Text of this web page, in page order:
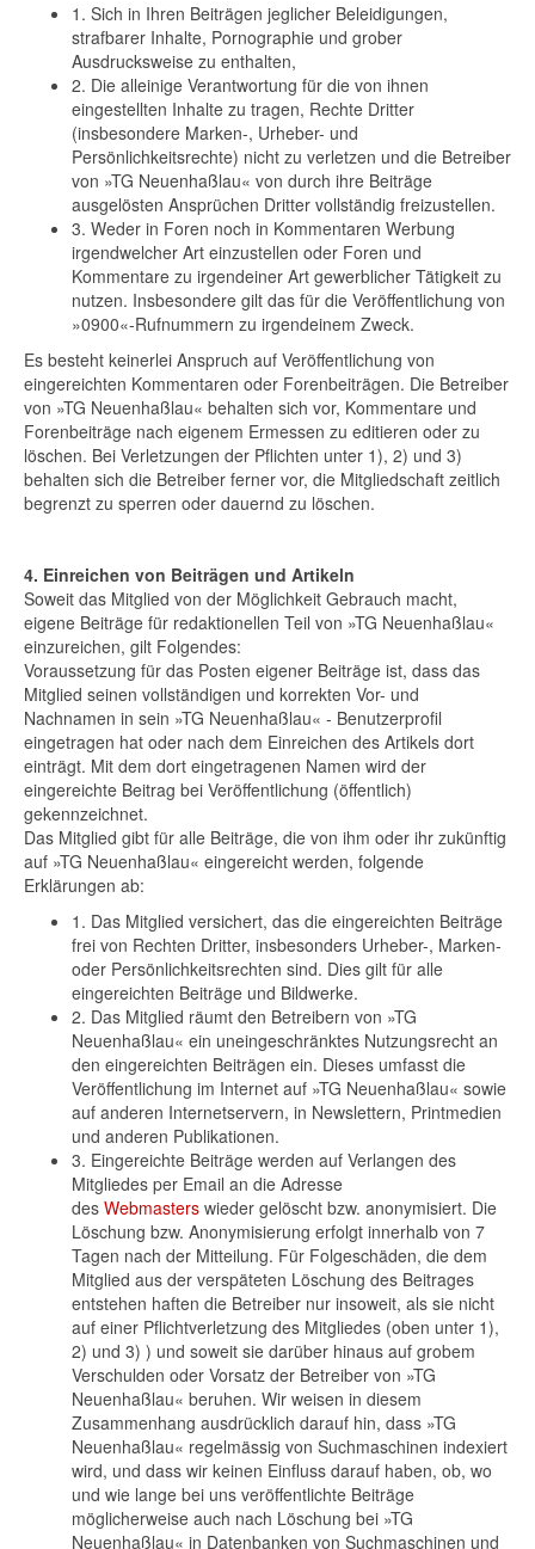
1. Sich in Ihren Beiträgen jeglicher Beleidigungen,
strafbarer Inhalte, Pornographie und grober
Ausdrucksweise zu enthalten,
2. Die alleinige Verantwortung für die von ihnen
eingestellten Inhalte zu tragen, Rechte Dritter
(insbesondere Marken-, Urheber- und
Persönlichkeitsrechte) nicht zu verletzen und die Betreiber
von »TG Neuenhaßlau« von durch ihre Beiträge
ausgelösten Ansprüchen Dritter vollständig freizustellen.
3. Weder in Foren noch in Kommentaren Werbung
irgendwelcher Art einzustellen oder Foren und
Kommentare zu irgendeiner Art gewerblicher Tätigkeit zu
nutzen. Insbesondere gilt das für die Veröffentlichung von
»0900«-Rufnummern zu irgendeinem Zweck.
Es besteht keinerlei Anspruch auf Veröffentlichung von
eingereichten Kommentaren oder Forenbeiträgen. Die Betreiber
von »TG Neuenhaßlau« behalten sich vor, Kommentare und
Forenbeiträge nach eigenem Ermessen zu editieren oder zu
löschen. Bei Verletzungen der Pflichten unter 1), 2) und 3)
behalten sich die Betreiber ferner vor, die Mitgliedschaft zeitlich
begrenzt zu sperren oder dauernd zu löschen.
4. Einreichen von Beiträgen und Artikeln
Soweit das Mitglied von der Möglichkeit Gebrauch macht,
eigene Beiträge für redaktionellen Teil von »TG Neuenhaßlau«
einzureichen, gilt Folgendes:
Voraussetzung für das Posten eigener Beiträge ist, dass das
Mitglied seinen vollständigen und korrekten Vor- und
Nachnamen in sein »TG Neuenhaßlau« - Benutzerprofil
eingetragen hat oder nach dem Einreichen des Artikels dort
einträgt. Mit dem dort eingetragenen Namen wird der
eingereichte Beitrag bei Veröffentlichung (öffentlich)
gekennzeichnet.
Das Mitglied gibt für alle Beiträge, die von ihm oder ihr zukünftig
auf »TG Neuenhaßlau« eingereicht werden, folgende
Erklärungen ab:
1. Das Mitglied versichert, das die eingereichten Beiträge
frei von Rechten Dritter, insbesonders Urheber-, Marken-
oder Persönlichkeitsrechten sind. Dies gilt für alle
eingereichten Beiträge und Bildwerke.
2. Das Mitglied räumt den Betreibern von »TG
Neuenhaßlau« ein uneingeschränktes Nutzungsrecht an
den eingereichten Beiträgen ein. Dieses umfasst die
Veröffentlichung im Internet auf »TG Neuenhaßlau« sowie
auf anderen Internetservern, in Newslettern, Printmedien
und anderen Publikationen.
3. Eingereichte Beiträge werden auf Verlangen des
Mitgliedes per Email an die Adresse
des Webmasters wieder gelöscht bzw. anonymisiert. Die
Löschung bzw. Anonymisierung erfolgt innerhalb von 7
Tagen nach der Mitteilung. Für Folgeschäden, die dem
Mitglied aus der verspäteten Löschung des Beitrages
entstehen haften die Betreiber nur insoweit, als sie nicht
auf einer Pflichtverletzung des Mitgliedes (oben unter 1),
2) und 3) ) und soweit sie darüber hinaus auf grobem
Verschulden oder Vorsatz der Betreiber von »TG
Neuenhaßlau« beruhen. Wir weisen in diesem
Zusammenhang ausdrücklich darauf hin, dass »TG
Neuenhaßlau« regelmässig von Suchmaschinen indexiert
wird, und dass wir keinen Einfluss darauf haben, ob, wo
und wie lange bei uns veröffentlichte Beiträge
möglicherweise auch nach Löschung bei »TG
Neuenhaßlau« in Datenbanken von Suchmaschinen und